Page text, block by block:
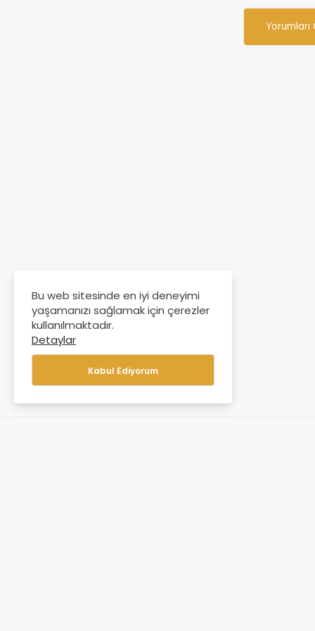
Bu web sitesinde en iyi deneyimi
yaşamanızı sağlamak için çerezler
kullanılmaktadır.
Detaylar
Kabul Ediyorum